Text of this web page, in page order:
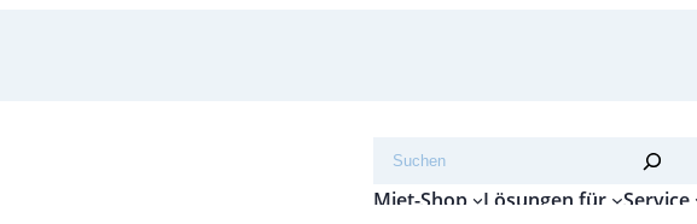
Suchen
Miet-Shop
Lösungen für Service